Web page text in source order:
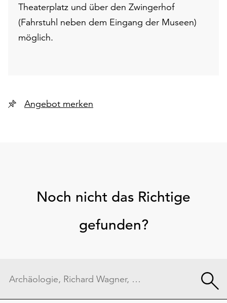
Theaterplatz und über den Zwingerhof
(Fahrstuhl neben dem Eingang der Museen)
möglich.
Angebot merken
Noch nicht das Richtige
gefunden?